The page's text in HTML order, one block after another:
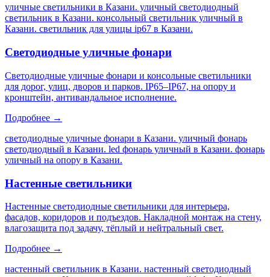
уличные светильники в Казани. уличный светодиодный
светильник в Казани. консольный светильник уличный в
Казани. светильник для улицы ip67 в Казани.
Светодиодные уличные фонари
Светодиодные уличные фонари и консольные светильники
для дорог, улиц, дворов и парков. IP65–IP67, на опору и
кронштейн, антивандальное исполнение.
Подробнее →
светодиодные уличные фонари в Казани. уличный фонарь
светодиодный в Казани. led фонарь уличный в Казани. фонарь
уличный на опору в Казани.
Настенные светильники
Настенные светодиодные светильники для интерьера,
фасадов, коридоров и подъездов. Накладной монтаж на стену,
влагозащита под задачу, тёплый и нейтральный свет.
Подробнее →
настенный светильник в Казани. настенный светодиодный